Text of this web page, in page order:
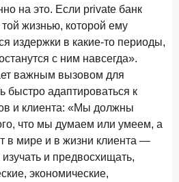
на это. Если private банк
жизнью, которой ему
издержки в какие-то периоды,
с ним навсегда».
важным вызовом для
быстро адаптироваться к
и клиента: «Мы должны
что мы думаем или умеем, а
в мире и в жизни клиента —
и предвосхищать,
экономические,